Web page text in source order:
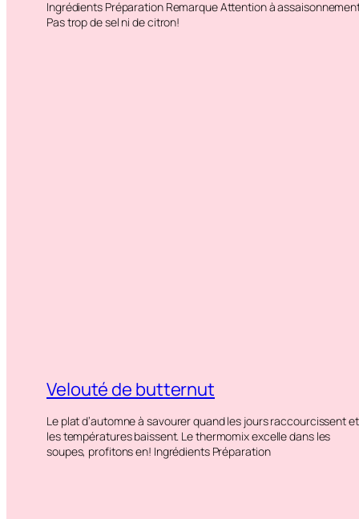
Ingrédients Préparation Remarque Attention à
Pas trop de sel ni de citron!
Velouté de butternut
Le plat d’automne à savourer quand les jours raccourcissent et
les températures baissent. Le thermomix excelle dans les
soupes, profitons en! Ingrédients Préparation